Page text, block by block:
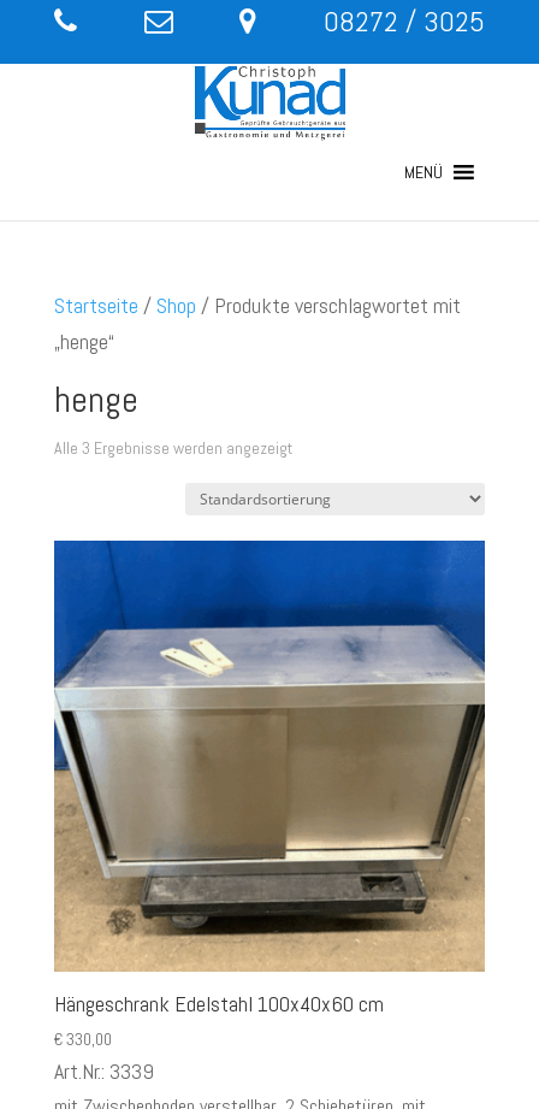
08272 / 3025
MENÜ
Startseite / Shop / Produkte verschlagwortet mit
„henge“
henge
Alle 3 Ergebnisse werden angezeigt
Hängeschrank Edelstahl 100x40x60 cm
€330,00
Art.Nr.: 3339